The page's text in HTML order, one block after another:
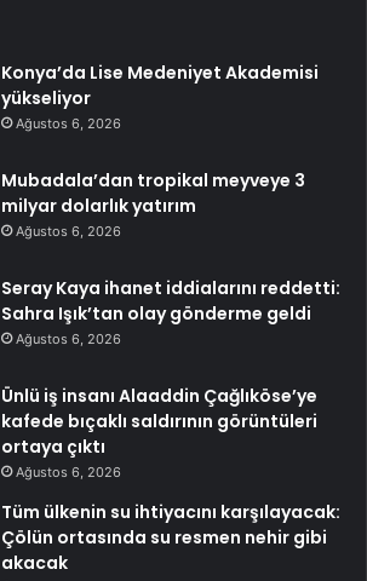
Konya’da Lise Medeniyet Akademisi
yükseliyor
Ağustos 6, 2026
Mubadala’dan tropikal meyveye 3
milyar dolarlık yatırım
Ağustos 6, 2026
Seray Kaya ihanet iddialarını reddetti:
Sahra Işık’tan olay gönderme geldi
Ağustos 6, 2026
Ünlü iş insanı Alaaddin Çağlıköse’ye
kafede bıçaklı saldırının görüntüleri
ortaya çıktı
Ağustos 6, 2026
Tüm ülkenin su ihtiyacını karşılayacak:
Çölün ortasında su resmen nehir gibi
akacak